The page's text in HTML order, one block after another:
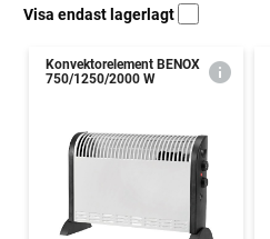
Visa endast lagerlagt
Konvektorelement BENOX
750/1250/2000 W